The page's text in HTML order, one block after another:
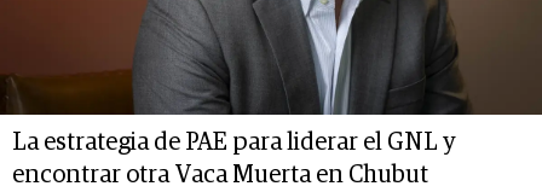
La estrategia de PAE para liderar el GNL y
encontrar otra Vaca Muerta en Chubut